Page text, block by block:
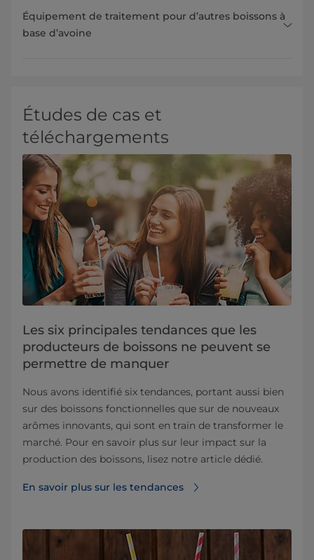
Équipement de traitement pour d’autres boissons à
base d’avoine
Études de cas et
téléchargements
Les six principales tendances que les
producteurs de boissons ne peuvent se
permettre de manquer
Nous avons identifié six tendances, portant aussi bien
sur des boissons fonctionnelles que sur de nouveaux
arômes innovants, qui sont en train de transformer le
marché. Pour en savoir plus sur leur impact sur la
production des boissons, lisez notre article dédié.
En savoir plus sur les tendances